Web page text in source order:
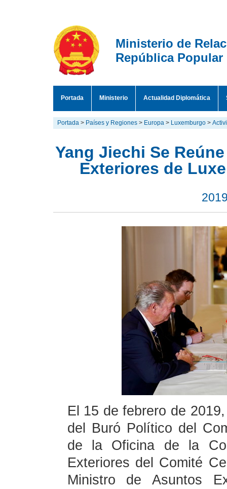
Ministerio de
República Popular
Portada Ministerio Actualidad Diplomática
Portada > Países y Regiones > Europa > Luxemburgo >
Yang Jiechi Se
Exteriores de
El 15 de febrero de
del Buró Político del
de la Oficina de la
Exteriores del Comité
Ministro de Asuntos